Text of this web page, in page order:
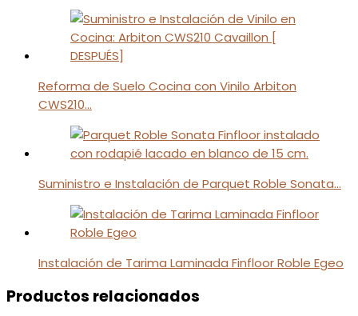
Reforma de Suelo Cocina con Vinilo Arbiton
CWS210…
Suministro e Instalación de Parquet Roble Sonata…
Instalación de Tarima Laminada Finfloor Roble Egeo
Productos relacionados